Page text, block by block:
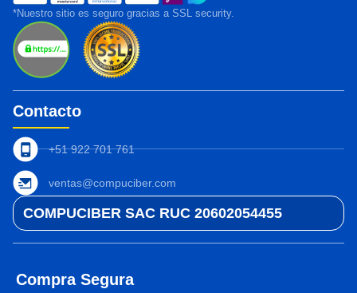
*Nuestro sitio es seguro gracias a SSL security.
Contacto
+51 922 701 761
ventas@compuciber.com
COMPUCIBER SAC RUC 20602054455
Compra Segura